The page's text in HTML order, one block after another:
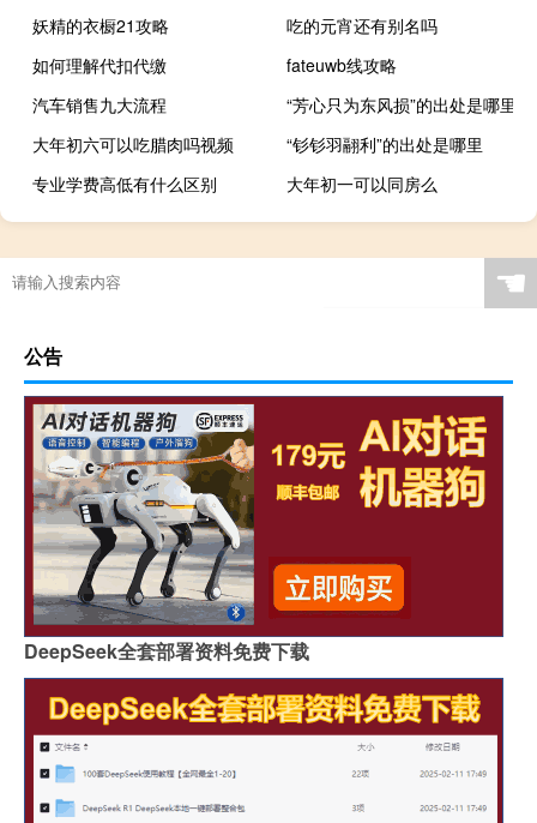
妖精的衣橱21攻略
吃的元宵还有别名吗
如何理解代扣代缴
fateuwb线攻略
汽车销售九大流程
“芳心只为东风损”的出处是哪里
大年初六可以吃腊肉吗视频
“钐钐羽翮利”的出处是哪里
专业学费高低有什么区别
大年初一可以同房么
☚
公告
DeepSeek全套部署资料免费下载